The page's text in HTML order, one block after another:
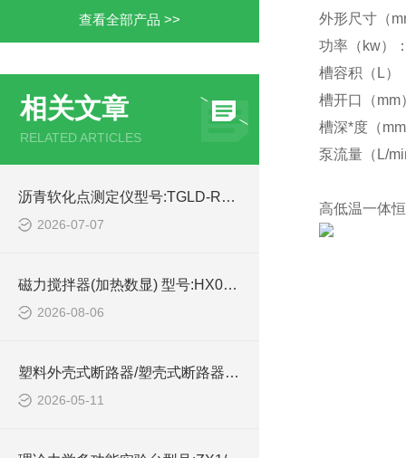
查看全部产品 >>
相关文章
RELATED ARTICLES
沥青软化点测定仪型号:TGLD-RHD2000库号：M414563的简单介绍
2026-07-07
磁力搅拌器(加热数显) 型号:HX03-GL-6250C的简单介绍
2026-08-06
塑料外壳式断路器/塑壳式断路器 型号:GSM3-400M/33202的简单介绍
2026-05-11
外形尺寸（
功率（kw）
槽容积（L）
槽开口（mm
槽深*度（
泵流量（L/
高低温一体